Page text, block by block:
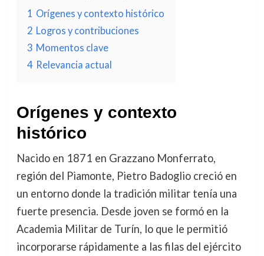
1 Orígenes y contexto histórico
2 Logros y contribuciones
3 Momentos clave
4 Relevancia actual
Orígenes y contexto
histórico
Nacido en 1871 en Grazzano Monferrato,
región del Piamonte, Pietro Badoglio creció en
un entorno donde la tradición militar tenía una
fuerte presencia. Desde joven se formó en la
Academia Militar de Turín, lo que le permitió
incorporarse rápidamente a las filas del ejército